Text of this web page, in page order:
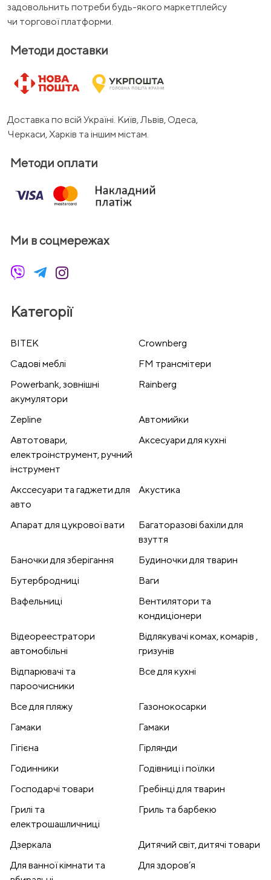
задовольнить потреби будь-якого маркетплейсу
чи торгової платформи.
Методи доставки
Доставка по всій Україні. Київ, Львів, Одеса,
Черкаси, Харків та іншим містам.
Методи оплати
Ми в соцмережах
Категорії
BITEK
Crownberg
Cадові меблі
FM трансмітери
Powerbank, зовнішні
акумулятори
Rainberg
Zepline
Автомийки
Автотовари,
електроінструмент, ручний
інструмент
Аксесуари для кухні
Акссесуари та гаджети для
авто
Акустика
Апарат для цукрової вати
Багаторазові бахіли для
взуття
Баночки для зберігання
Будиночки для тварин
Бутербродниці
Ваги
Вафельниці
Вентилятори та
кондиціонери
Відеореестратори
автомобільні
Відлякувачі комах, комарів ,
гризунів
Відпарювачі та
пароочисники
Все для кухні
Все для пляжу
Газонокосарки
Гамаки
Гамаки
Гігієна
Гірлянди
Годинники
Годівниці і поїлки
Господарчі товари
Гребінці для тварин
Грилі та
електрошашличниці
Гриль та барбекю
Дзеркала
Дитячий світ, дитячі товари
Для ванної кімнати та
Для здоров’я